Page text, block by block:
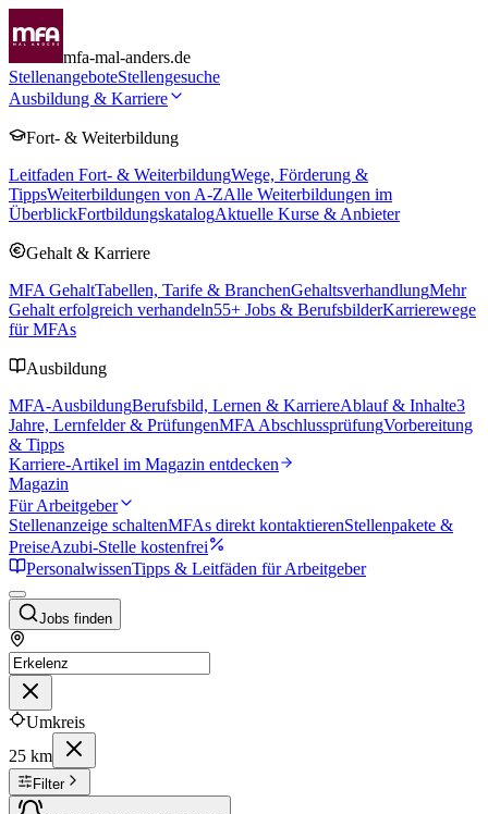
mfa-mal-anders.de
StellenangeboteStellengesuche
Ausbildung & Karriere
Fort- & Weiterbildung
Leitfaden Fort- & WeiterbildungWege, Förderung &
TippsWeiterbildungen von A-ZAlle Weiterbildungen im
ÜberblickFortbildungskatalogAktuelle Kurse & Anbieter
Gehalt & Karriere
MFA GehaltTabellen, Tarife & BranchenGehaltsverhandlungMehr
Gehalt erfolgreich verhandeln55+ Jobs & BerufsbilderKarrierewege
für MFAs
Ausbildung
MFA-AusbildungBerufsbild, Lernen & KarriereAblauf & Inhalte3
Jahre, Lernfelder & PrüfungenMFA AbschlussprüfungVorbereitung
& Tipps
Karriere-Artikel im Magazin entdecken
Magazin
Für Arbeitgeber
Stellenanzeige schaltenMFAs direkt kontaktierenStellenpakete &
PreiseAzubi-Stelle kostenfrei
PersonalwissenTipps & Leitfäden für Arbeitgeber
Jobs finden
Umkreis
25 km
Filter